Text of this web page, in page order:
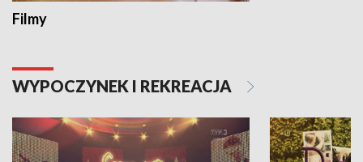
Filmy
WYPOCZYNEK I REKREACJA